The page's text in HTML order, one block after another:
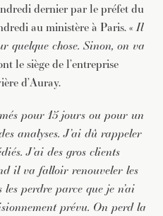
dernier par le préfet du
au ministère à Paris. «Il
quelque chose. Sinon, on va
le siège de l’entreprise
d’Auray.
pour 15 jours ou pour un
analyses. J’ai dû rappeler
J’ai des gros clients
il va falloir renouveler les
perdre parce que je n’ai
prévu. On perd la